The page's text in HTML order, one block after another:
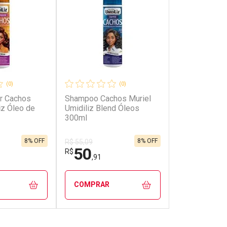
(0)
Cachos
Óleo de
8% OFF
(0)
Shampoo Cachos Muriel
Umidiliz Blend Óleos
300ml
R$ 55,09
R$50,91
8% OFF
COMPRAR